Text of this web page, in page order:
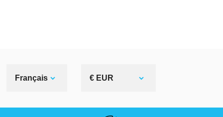
Français € EUR